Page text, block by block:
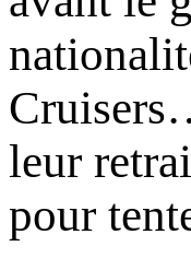
leur
pour